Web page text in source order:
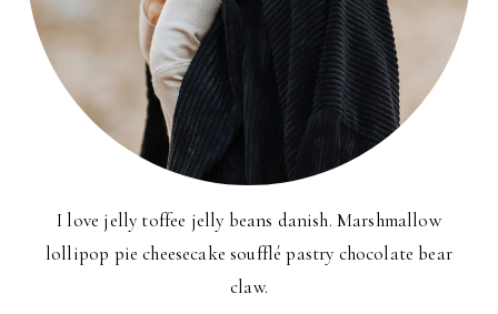
I love jelly toffee jelly beans danish. Marshmallow
lollipop pie cheesecake soufflé pastry chocolate bear
claw.